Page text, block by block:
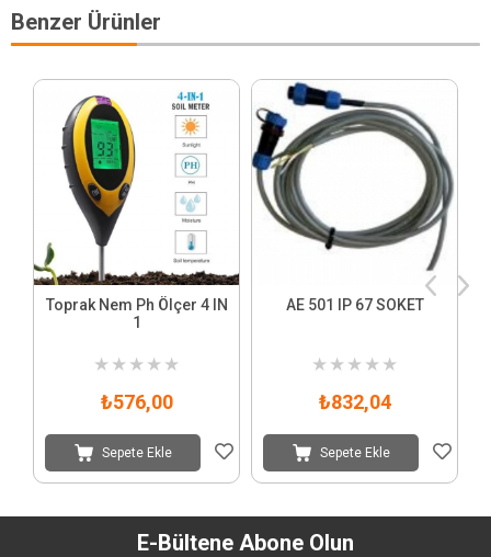
Benzer Ürünler
Toprak Nem Ph Ölçer 4 IN
1
★ ★ ★ ★ ★
₺576,00
Sepete Ekle
AE 501 IP 67 SOKET
★ ★ ★ ★ ★
₺832,04
Sepete Ekle
E-Bültene Abone Olun